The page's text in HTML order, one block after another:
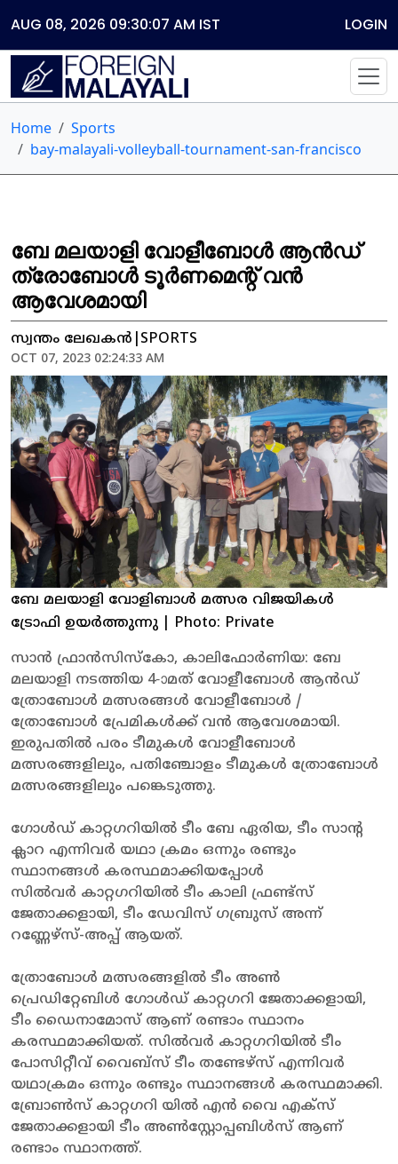
AUG 08, 2026 09:30:07 AM IST LOGIN
Home
Sports
bay-malayali-volleyball-tournament-san-francisco
ബേ മലയാളി വോളീബോൾ ആൻഡ്
ത്രോബോൾ ടൂർണമെന്റ് വൻ
ആവേശമായി
സ്വന്തം ലേഖകൻ|SPORTS
OCT 07, 2023 02:24:33 AM
ബേ മലയാളി വോളിബാൾ മത്സര വിജയികൾ
ട്രോഫി ഉയർത്തുന്നു
| Photo: Private
സാൻ ഫ്രാൻസിസ്കോ, കാലിഫോർണിയ: ബേ
മലയാളി നടത്തിയ 4-ാമത് വോളീബോൾ ആൻഡ്
ത്രോബോൾ മത്സരങ്ങൾ വോളീബോൾ /
ത്രോബോൾ പ്രേമികൾക്ക് വൻ ആവേശമായി.
ഇരുപതിൽ പരം ടീമുകൾ വോളീബോൾ
മത്സരങ്ങളിലും, പതിഞ്ചോളം ടീമുകൾ ത്രോബോൾ
മത്സരങ്ങളിലും പങ്കെടുത്തു.
ഗോൾഡ് കാറ്റഗറിയിൽ ടീം ബേ ഏരിയ, ടീം സാന്റ
ക്ലാറ എന്നിവർ യഥാ ക്രമം ഒന്നും രണ്ടും
സ്ഥാനങ്ങൾ കരസ്ഥമാക്കിയപ്പോൾ
സിൽവർ കാറ്റഗറിയിൽ ടീം കാലി ഫ്രണ്ട്സ്
ജേതാക്കളായി, ടീം ഡേവിസ് ഗബ്രുസ് അന്ന്
റണ്ണേഴ്‌സ്-അപ്പ് ആയത്.
ത്രോബോൾ മത്സരങ്ങളിൽ ടീം അൺ
പ്രെഡിറ്റേബിൾ ഗോൾഡ് കാറ്റഗറി ജേതാക്കളായി,
ടീം ഡൈനാമോസ് ആണ് രണ്ടാം സ്ഥാനം
കരസ്ഥമാക്കിയത്. സിൽവർ കാറ്റഗറിയിൽ ടീം
പോസിറ്റീവ് വൈബ്സ് ടീം തണ്ടേഴ്സ് എന്നിവർ
യഥാക്രമം ഒന്നും രണ്ടും സ്ഥാനങ്ങൾ കരസ്ഥമാക്കി.
ബ്രോൺസ് കാറ്റഗറി യിൽ എൻ വൈ എക്സ്
ജേതാക്കളായി ടീം അൺസ്റ്റോപ്പബിൾസ് ആണ്
രണ്ടാം സ്ഥാനത്ത്.